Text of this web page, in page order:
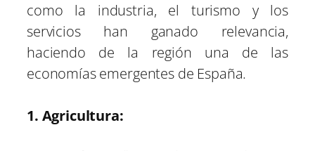
como la industria, el turismo y los
servicios han ganado relevancia,
haciendo de la región una de las
economías emergentes de España.
1. Agricultura: